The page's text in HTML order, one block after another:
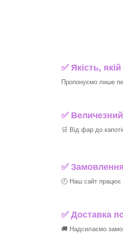
✅ Якість,
Пропонуємо лише
✅
🛒 Від фар до
✅
🕘 Наш сайт працює
✅ Доставка
🚚 Надсилаємо